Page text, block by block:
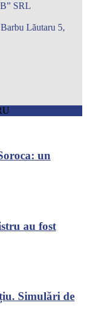
SRL
Lăutaru 5,
un
au fost
Simulări de